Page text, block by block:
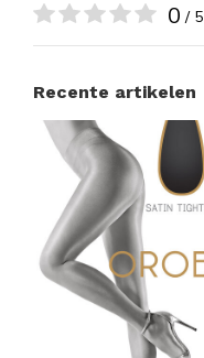
0 / 5
Recente artikelen